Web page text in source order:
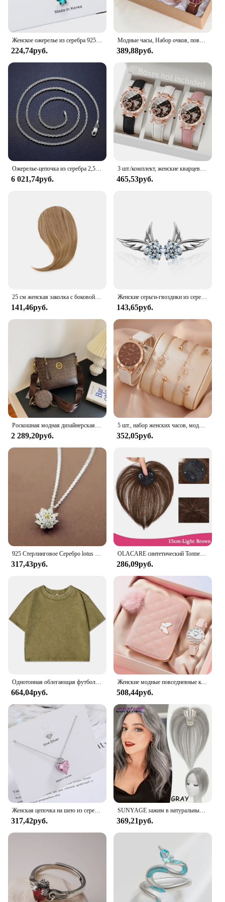
Женское ожерелье из серебра 925 пробы с синей звездой и кристаллами
224,74руб.
Модные часы, Набор очков, повседневные часы с кожаным ремешком, Женские Простые солнцезащитные очки, Женские кварцевые наручные часы с циферблатом железной башни, платье C
389,88руб.
Ожерелье-цепочка из серебра 2,5 пробы, мм
6 021,74руб.
3 шт./комплект, женские кварцевые часы с кожаным ремешком
465,53руб.
25 см женская заколка с боковой челкой, натуральная толстая матовая челка для наращивания волос на лбу, черная, коричневая, светлая челка, парик с бахромой, шиньоны
141,46руб.
Женские серьги-гвоздики из серебра 925 пробы, с цирконом
143,65руб.
Роскошная модная дизайнерская женская сумка IMJK, ручные сумки, наплечный мессенджер, наклонная сумка на плечо, вечерние квадратные сумки
2 289,20руб.
5 шт., набор женских часов, модные повседневные кварцевые часы, модный простой браслет, набор часов
352,05руб.
925 Стерлинговое Серебро lotus ожерелья и кулоны для женщин Высокое качество Стерлинговое Серебро-ювелирные изделия
317,43руб.
OLACARE синтетический Топпер шиньон накладной челка с зажимом удлинение челки натуральная накладная бахрома Невидимый Клоуз шиньон для женщин
286,09руб.
664,04руб.
Женские модные повседневные кожаные часы и плюшевый шар украшение бабочка кошелек набор кварцевые наручные часы платье часы Montre Femme
508,44руб.
317,42руб.
SUNYAGE зажим в натуральные синтетические волосы челки бахрома волосы куски средней части удлинение волос Topper для женщин выпадение волос
369,21руб.